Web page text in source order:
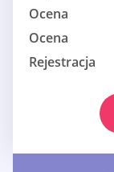
Ocena
Ocena
Rejestracja